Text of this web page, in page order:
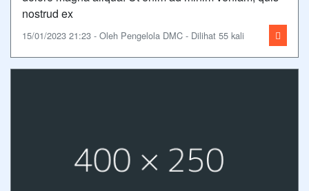
nostrud ex
15/01/2023 21:23 - Oleh Pengelola DMC - Dilihat 55 kali